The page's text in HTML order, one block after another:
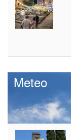
Meteo